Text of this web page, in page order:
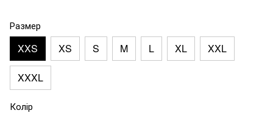
Размер
XXS XS S M L XL XXL
XXXL
Колір